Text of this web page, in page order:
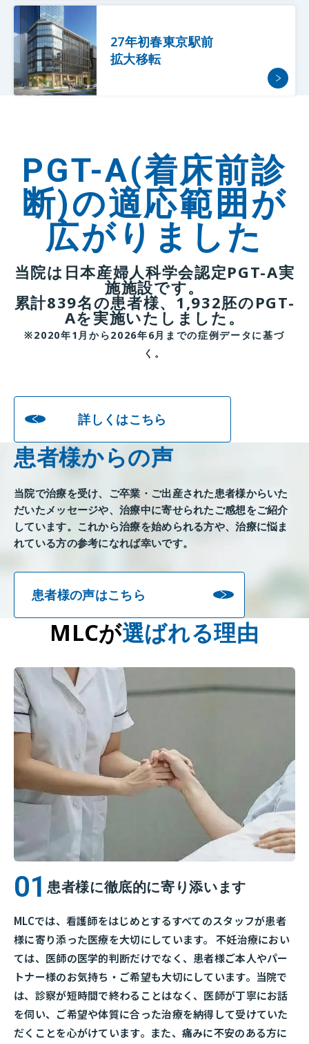
27年初春東京駅前
拡大移転
PGT-A(着床前診
断)の適応範囲が
広がりました
当院は日本産婦人科学会認定PGT-A実
施施設です。
累計839名の患者様、1,932胚のPGT-
Aを実施いたしました。
※2020年1月から2026年6月までの症例データに基づ
く。
詳しくはこちら
患者様からの声
当院で治療を受け、ご卒業・ご出産された患者様からいた
だいたメッセージや、治療中に寄せられたご感想をご紹介
しています。これから治療を始められる方や、治療に悩ま
れている方の参考になれば幸いです。
患者様の声はこちら
MLCが選ばれる理由
患者様に徹底的に寄り添います
MLCでは、看護師をはじめとするすべてのスタッフが患者
様に寄り添った医療を大切にしています。 不妊治療におい
ては、医師の医学的判断だけでなく、患者様ご本人やパー
トナー様のお気持ち・ご希望も大切にしています。当院で
は、診察が短時間で終わることはなく、医師が丁寧にお話
を伺い、ご希望や体質に合った治療を納得して受けていた
だくことを心がけています。また、痛みに不安のある方に